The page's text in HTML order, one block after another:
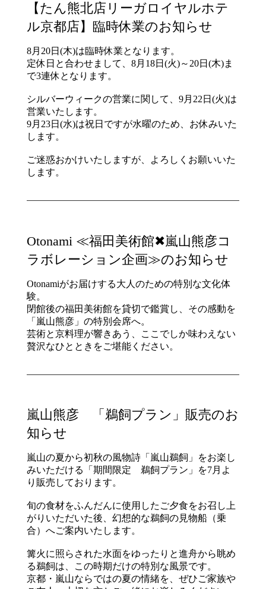
【たん熊北店リーガロイヤルホテ
ル京都店】臨時休業のお知らせ
8月20日(木)は臨時休業となります。
定休日と合わせまして、8月18日(火)～20日(木)ま
で3連休となります。
シルバーウィークの営業に関して、9月22日(火)は
営業いたします。
9月23日(水)は祝日ですが水曜のため、お休みいた
します。
ご迷惑おかけいたしますが、よろしくお願いいた
します。
Otonami ≪福田美術館✖嵐山熊彦コ
ラボレーション企画≫のお知らせ
Otonamiがお届けする大人のための特別な文化体
験。
閉館後の福田美術館を貸切で鑑賞し、その感動を
「嵐山熊彦」の特別会席へ。
芸術と京料理が響きあう、ここでしか味わえない
贅沢なひとときをご堪能ください。
嵐山熊彦 「鵜飼プラン」販売のお
知らせ
嵐山の夏から初秋の風物詩「嵐山鵜飼」をお楽し
みいただける「期間限定 鵜飼プラン」を7月よ
り販売しております。
旬の食材をふんだんに使用したご夕食をお召し上
がりいただいた後、幻想的な鵜飼の見物船（乗
合）へご案内いたします。
篝火に照らされた水面をゆったりと進舟から眺め
る鵜飼は、この時期だけの特別な風景です。
京都・嵐山ならではの夏の情緒を、ぜひご家族や